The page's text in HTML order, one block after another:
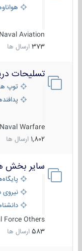
هواناوها
Naval Aviation
373 ارسال ها
تسلیحات
توپ های
Naval Warfare
1,802 ارسال ها
سایر بخش
نیروی
دانشنامه
Force Others
583 ارسال ها